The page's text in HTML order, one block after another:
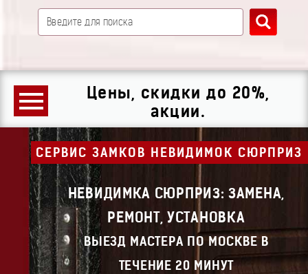
Цены, скидки до 20%,
акции.
СЕРВИС ЗАМКОВ НЕВИДИМОК СЮРПРИЗ
НЕВИДИМКА СЮРПРИЗ: ЗАМЕНА,
РЕМОНТ, УСТАНОВКА
ВЫЕЗД МАСТЕРА ПО МОСКВЕ В
ТЕЧЕНИЕ 20 МИНУТ